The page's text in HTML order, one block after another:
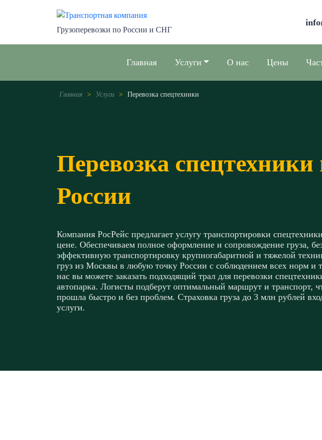
Грузоперевозки по России и СНГ
Главная Услуги О нас Цены
Главная > Услуги > Перевозка спецтехники
Перевозка спецтехники
России
Компания РосРейс предлагает услугу транспортировки
цене. Обеспечиваем полное оформление и сопровождение груза,
эффективную транспортировку крупногабаритной и тяжелой
груз из Москвы в любую точку России с соблюдением всех норм и
нас вы можете заказать подходящий трал для перевозки
автопарка. Логисты подберут оптимальный маршрут и транспорт,
прошла быстро и без проблем. Страховка груза до 3 млн рублей
услуги.